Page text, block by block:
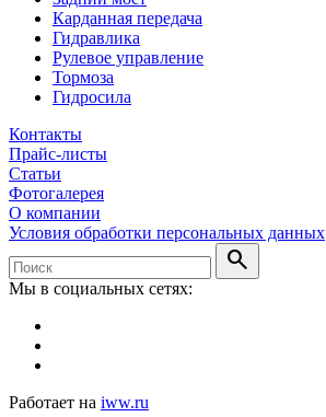
Карданная передача
Гидравлика
Рулевое управление
Тормоза
Гидросила
Контакты
Прайс-листы
Статьи
Фотогалерея
О компании
Условия обработки персональных данных
search
Мы в социальных сетях:
Работает на iww.ru